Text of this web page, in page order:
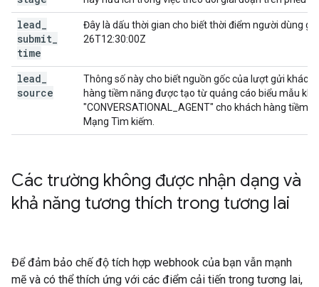
lead
submit
time
Đây là dấu thời gian cho biết thời điểm người dùng
26T12:30:00Z
lead
source
Thông số này cho biết nguồn gốc của lượt gửi khách
hàng tiềm năng được tạo từ quảng cáo biểu mẫu
"CONVERSATIONAL_AGENT" cho khách hàng
Mạng Tìm kiếm.
Các trường không được nhận dạng và
khả năng tương thích trong tương lai
Để đảm bảo chế độ tích hợp webhook của bạn vẫn mạnh
mẽ và có thể thích ứng với các điểm cải tiến trong tương lai,